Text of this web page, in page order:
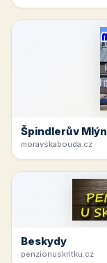
Špindlerův Mlýn
moravskabouda.cz
Beskydy
penzionuskritku.cz